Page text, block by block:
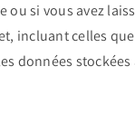
ou si vous avez
incluant celles
données